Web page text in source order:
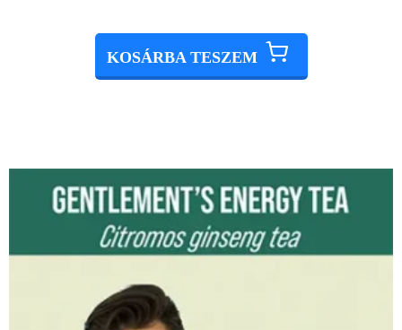
KOSÁRBA TESZEM
price
was:
49990 Ft.
price
is:
45000 Ft.